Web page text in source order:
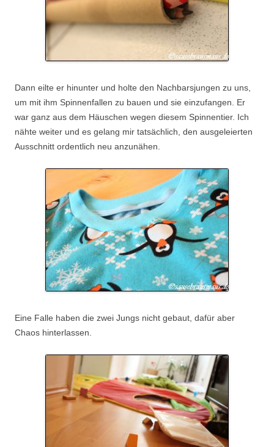
Dann eilte er hinunter und holte den Nachbarsjungen zu uns,
um mit ihm Spinnenfallen zu bauen und sie einzufangen. Er
war ganz aus dem Häuschen wegen diesem Spinnentier. Ich
nähte weiter und es gelang mir tatsächlich, den ausgeleierten
Ausschnitt ordentlich neu anzunähen.
Eine Falle haben die zwei Jungs nicht gebaut, dafür aber
Chaos hinterlassen.